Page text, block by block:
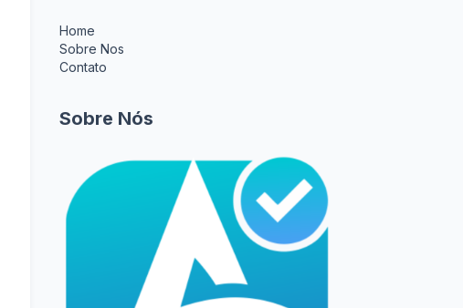
Home
Sobre Nos
Contato
Sobre Nós